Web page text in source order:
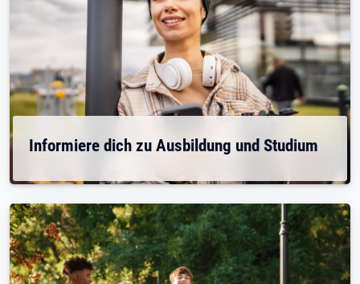
Informiere dich zu Ausbildung und Studium